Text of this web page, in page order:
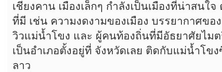
เชียงคาน เมืองเล็กๆ กำลังเป็นเมืองที่น่าสนใ
ที่มี เช่น ความงดงามของเมือง บรรยากาศขอ
วิวแม่น้ำโขง และ ผู้คนท้องถิ่นที่มีอัธยาศัยไม
เป็นอำเภอตั้งอยู่ที่ จังหวัดเลย ติดกับแม่น้ำโข
ลาว